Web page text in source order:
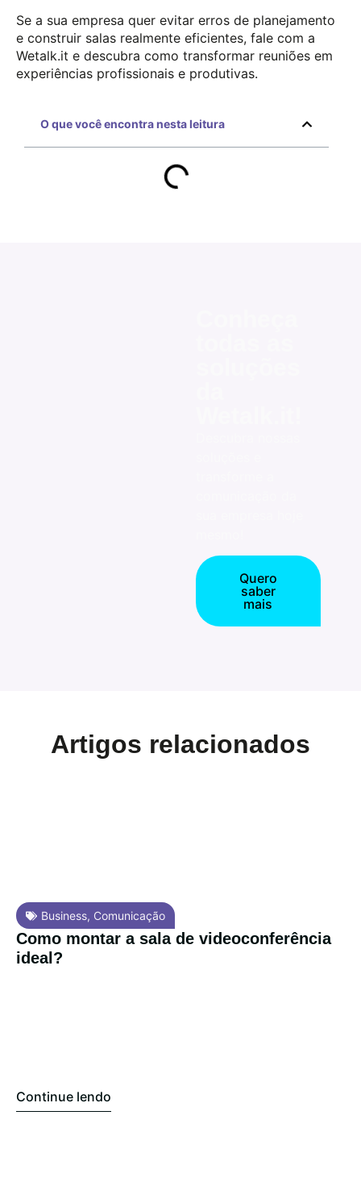
Se a sua empresa quer evitar erros de planejamento
e construir salas realmente eficientes, fale com a
Wetalk.it e descubra como transformar reuniões em
experiências profissionais e produtivas.
O que você encontra nesta leitura
Quero
saber
mais
Artigos relacionados
Business, Comunicação
Como montar a sala de videoconferência
ideal?
Continue lendo